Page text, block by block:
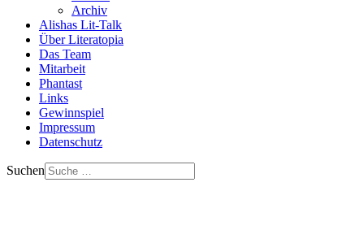
Archiv
Alishas Lit-Talk
Über Literatopia
Das Team
Mitarbeit
Phantast
Links
Gewinnspiel
Impressum
Datenschutz
Suchen